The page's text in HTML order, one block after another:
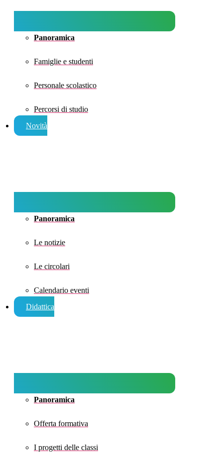
Panoramica
Famiglie e studenti
Personale scolastico
Percorsi di studio
Novità
Panoramica
Le notizie
Le circolari
Calendario eventi
Didattica
Panoramica
Offerta formativa
I progetti delle classi